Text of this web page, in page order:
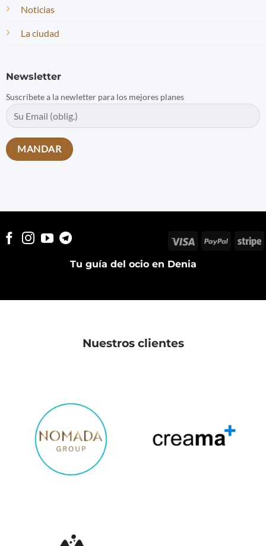
Noticias
La ciudad
Newsletter
Suscríbete a la newletter para los mejores planes
Tu guía del ocio en Denia
Visa PayPal
Nuestros clientes